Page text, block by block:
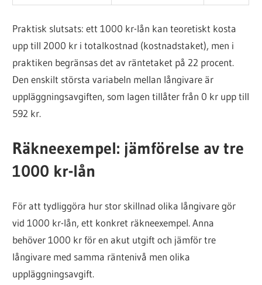
Praktisk slutsats: ett 1000 kr-lån kan teoretiskt kosta
upp till 2000 kr i totalkostnad (kostnadstaket), men i
praktiken begränsas det av räntetaket på 22 procent.
Den enskilt största variabeln mellan långivare är
uppläggningsavgiften, som lagen tillåter från 0 kr upp till
592 kr.
Räkneexempel: jämförelse av tre
1000 kr-lån
För att tydliggöra hur stor skillnad olika långivare gör
vid 1000 kr-lån, ett konkret räkneexempel. Anna
behöver 1000 kr för en akut utgift och jämför tre
långivare med samma räntenivå men olika
uppläggningsavgift.